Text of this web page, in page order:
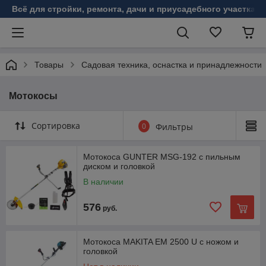
Всё для стройки, ремонта, дачи и приусадебного участка!
Товары Садовая техника, оснастка и принадлежности
Мотокосы
Сортировка 0 Фильтры
Мотокоса GUNTER MSG-192 с пильным
диском и головкой
В наличии
576 руб.
Мотокоса MAKITA EM 2500 U с ножом и
головкой